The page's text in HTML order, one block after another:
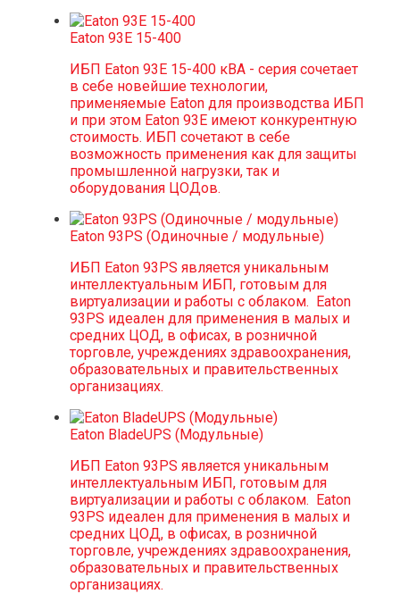
Eaton 93E 15-400
ИБП Eaton 93E 15-400 кВА - серия сочетает
в себе новейшие технологии,
применяемые Eaton для производства ИБП
и при этом Eaton 93E имеют конкурентную
стоимость. ИБП сочетают в себе
возможность применения как для защиты
промышленной нагрузки, так и
оборудования ЦОДов.
Eaton 93PS (Одиночные / модульные)
ИБП Eaton 93PS является уникальным
интеллектуальным ИБП, готовым для
виртуализации и работы с облаком. Eaton
93PS идеален для применения в малых и
средних ЦОД, в офисах, в розничной
торговле, учреждениях здравоохранения,
образовательных и правительственных
организациях.
Eaton BladeUPS (Модульные)
ИБП Eaton 93PS является уникальным
интеллектуальным ИБП, готовым для
виртуализации и работы с облаком. Eaton
93PS идеален для применения в малых и
средних ЦОД, в офисах, в розничной
торговле, учреждениях здравоохранения,
образовательных и правительственных
организациях.